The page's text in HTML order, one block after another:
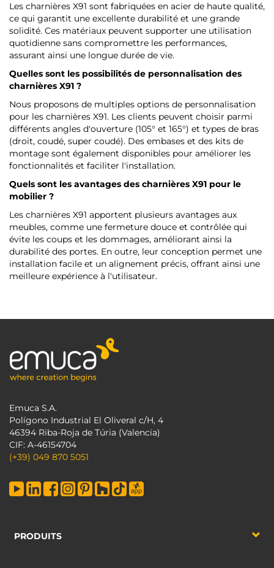
Les charnières X91 sont fabriquées en acier de haute qualité,
ce qui garantit une excellente durabilité et une grande
solidité. Ces matériaux peuvent supporter une utilisation
quotidienne sans compromettre les performances,
assurant ainsi une longue durée de vie.
Quelles sont les possibilités de personnalisation des
charnières X91 ?
Nous proposons de multiples options de personnalisation
pour les charnières X91. Les clients peuvent choisir parmi
différents angles d'ouverture (105° et 165°) et types de bras
(droit, coudé, super coudé). Des embases et des kits de
montage sont également disponibles pour améliorer les
fonctionnalités et faciliter l'installation.
Quels sont les avantages des charnières X91 pour le
mobilier ?
Les charnières X91 apportent plusieurs avantages aux
meubles, comme une fermeture douce et contrôlée qui
évite les coups et les dommages, améliorant ainsi la
durabilité des portes. En outre, leur conception permet une
installation facile et un alignement précis, offrant ainsi une
meilleure expérience à l'utilisateur.
Emuca S.A.
Polígono Industrial El Oliveral c/H, 4
46394 Riba-Roja de Túria (Valencia)
CIF: A-46154704
(+39) 049 870 5051
PRODUITS